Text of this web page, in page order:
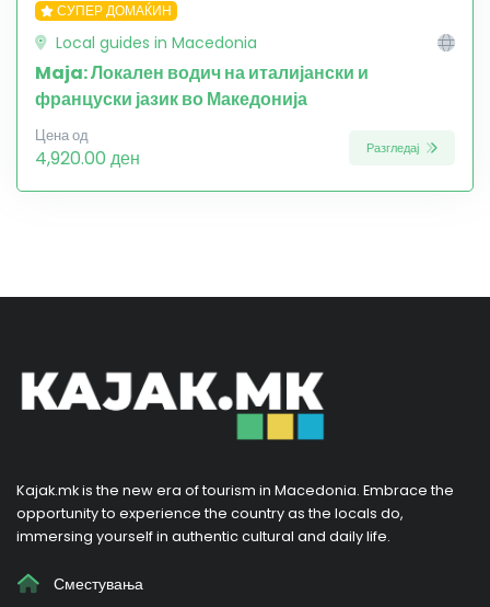
СУПЕР ДОМАЌИН
Local guides in Macedonia
Maja: Локален водич на италијански и
француски јазик во Македонија
Цена од
4,920.00 ден Разгледај
Kajak.mk is the new era of tourism in Macedonia. Embrace the
opportunity to experience the country as the locals do,
immersing yourself in authentic cultural and daily life.
Сместувања